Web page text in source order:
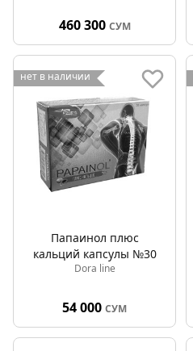
460 300 СУМ
нет в наличии
Папаинол плюс
кальций капсулы №30
Dora line
54 000 СУМ